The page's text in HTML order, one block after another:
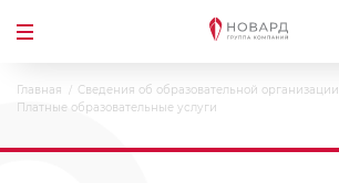
Главная
Сведения об образовательной организации
Платные образовательные услуги